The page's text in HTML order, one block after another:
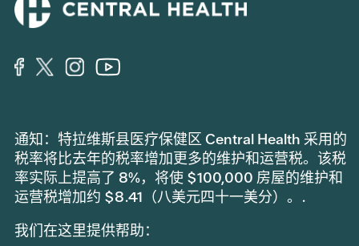
通知：特拉维斯县医疗保健区 Central Health 采用的
税率将比去年的税率增加更多的维护和运营税。该税
率实际上提高了 8%，将使 $100,000 房屋的维护和
运营税增加约 $8.41（八美元四十一美分）。.
我们在这里提供帮助：